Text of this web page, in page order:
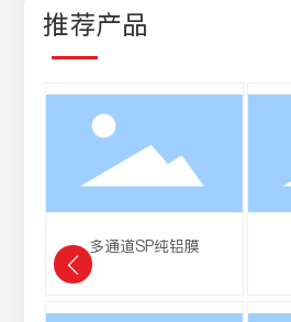
推荐产品
多通道SP纯铝膜